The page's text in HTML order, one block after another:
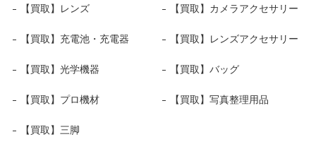
【買取】レンズ 【買取】カメラアクセサリー
【買取】充電池・充電器 【買取】レンズアクセサリー
【買取】光学機器 【買取】バッグ
【買取】プロ機材 【買取】写真整理用品
【買取】三脚